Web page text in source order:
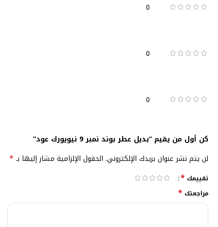
0
0
0
كن أول من يقيم “بديل عطر بوند نمبر 9 نيويورك عود”
لن يتم نشر عنوان بريدك الإلكتروني. الحقول الإلزامية مشار إليها بـ *
تقييمك *
مراجعتك *